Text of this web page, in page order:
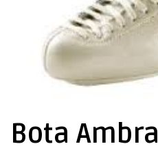
Bota Ambra